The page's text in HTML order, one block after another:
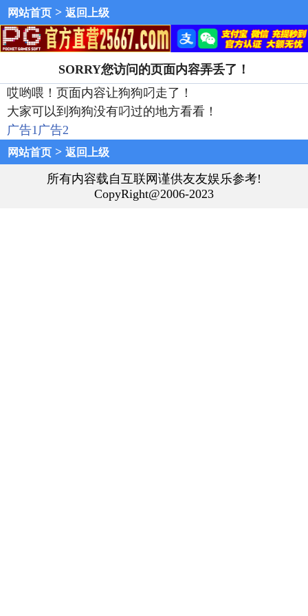
网站首页 > 返回上级
SORRY您访问的页面内容弄丢了！
哎哟喂！页面内容让狗狗叼走了！
大家可以到狗狗没有叼过的地方看看！
广告1广告2
网站首页 > 返回上级
所有内容载自互联网谨供友友娱乐参考!
CopyRight@2006-2023